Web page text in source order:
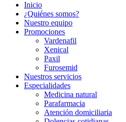
Inicio
¿Quiénes somos?
Nuestro equipo
Promociones
Vardenafil
Xenical
Paxil
Furosemid
Nuestros servicios
Especialidades
Medicina natural
Parafarmacia
Atención domiciliaria